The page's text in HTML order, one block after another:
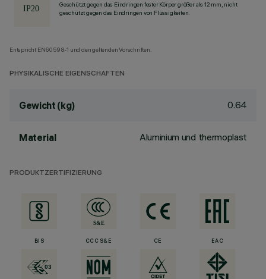
Geschützt gegen das Eindringen fester Körper größer als 12 mm, nicht
geschützt gegen das Eindringen von Flüssigkeiten.
Entspricht EN60598-1 und den geltenden Vorschriften.
PHYSIKALISCHE EIGENSCHAFTEN
Gewicht (kg) 0.64
Material Aluminium und thermoplast
PRODUKTZERTIFIZIERUNG
BIS CCC S&E CE EAC